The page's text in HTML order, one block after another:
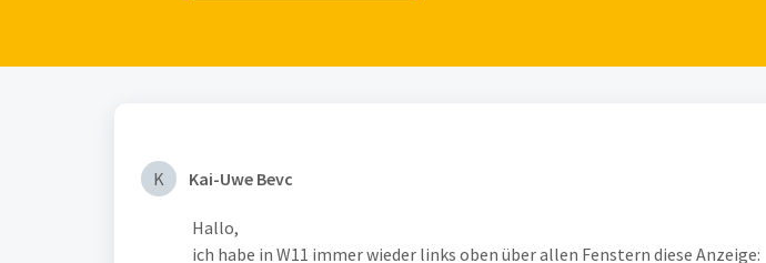
K Kai-Uwe Bevc
Hallo,
ich habe in W11 immer wieder links oben über allen Fenstern diese Anzeige: